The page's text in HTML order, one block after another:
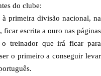
do clube:
primeira divisão nacional, na
ficar escrita a ouro nas páginas
treinador que irá ficar para
o primeiro a conseguir levar